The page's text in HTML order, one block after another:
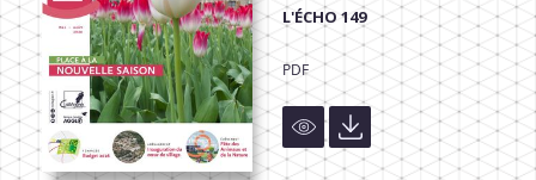
L'ÉCHO 149
PDF